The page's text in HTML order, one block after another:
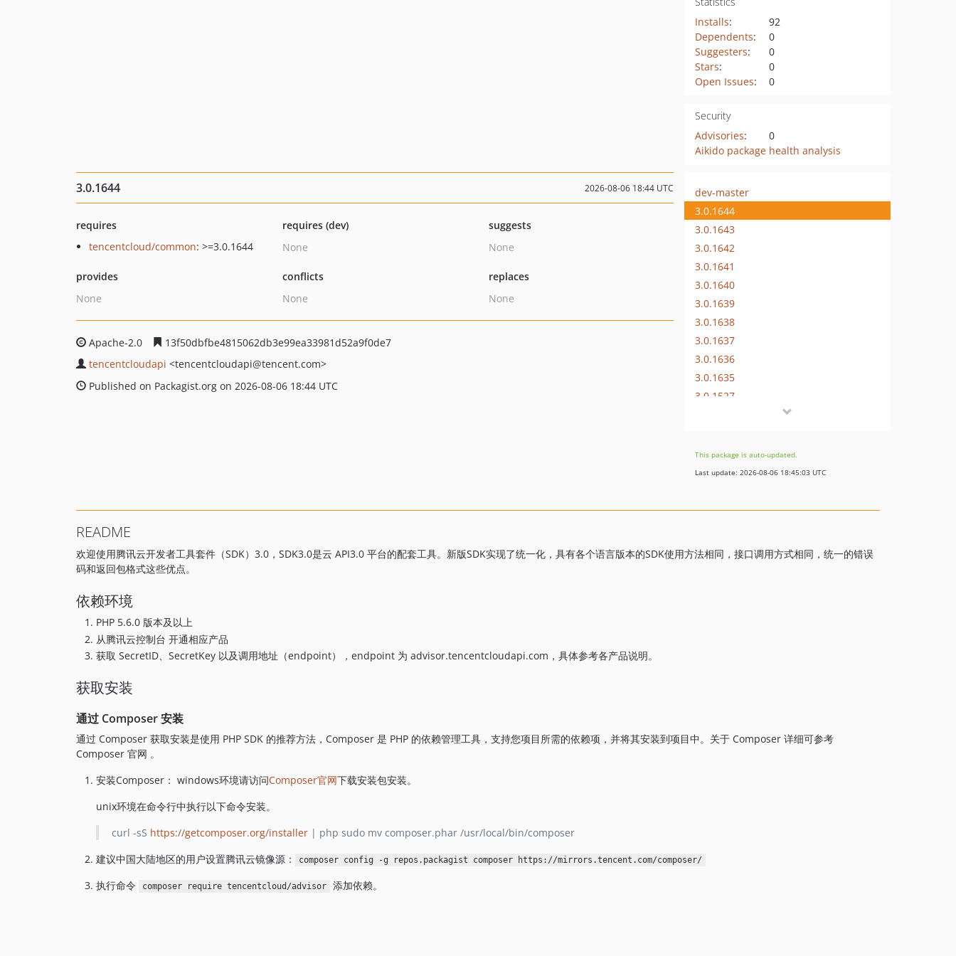
Installs:
92
Dependents:
0
Suggesters:
0
Stars:
0
Open Issues: 0
Security
Advisories:
0
Aikido package health analysis
3.0.1644 2026-08-06 18:44 UTC
requires
tencentcloud/common: >=3.0.1644
requires (dev)
None
suggests
None
provides
None
conflicts
None
replaces
None
Apache-2.0
13f50dbfbe4815062db3e99ea33981d52a9f0de7
tencentcloudapi <tencentcloudapi@tencent.com>
Published on Packagist.org on 2026-08-06 18:44 UTC
dev-master
3.0.1644
3.0.1643
3.0.1642
3.0.1641
3.0.1640
3.0.1639
3.0.1638
3.0.1637
3.0.1636
3.0.1635
3.0.1527
3.0.1393
3.0.1392
3.0.1387
3.0.1377
3.0.1371
This package is auto-updated.
Last update: 2026-08-06 18:45:03 UTC
README
欢迎使用腾讯云开发者工具套件（SDK）3.0，SDK3.0是云 API3.0 平台的配套工具。新版SDK实现了统一化，具有各个语言版本的SDK使用方法相同，接口调用方式相同，统一的错误
码和返回包格式这些优点。
依赖环境
PHP 5.6.0 版本及以上
从腾讯云控制台 开通相应产品
获取 SecretID、SecretKey 以及调用地址（endpoint），endpoint 为 advisor.tencentcloudapi.com，具体参考各产品说明。
获取安装
通过 Composer 安装
通过 Composer 获取安装是使用 PHP SDK 的推荐方法，Composer 是 PHP 的依赖管理工具，支持您项目所需的依赖项，并将其安装到项目中。关于 Composer 详细可参考
Composer 官网 。
安装Composer： windows环境请访问Composer官网下载安装包安装。
unix环境在命令行中执行以下命令安装。
curl -sS https://getcomposer.org/installer| php sudo mv composer.phar /usr/local/bin/composer
建议中国大陆地区的用户设置腾讯云镜像源：
composer config -g repos.packagist composer https://mirrors.tencent.com/composer/
执行命令 composer require tencentcloud/advisor 添加依赖。